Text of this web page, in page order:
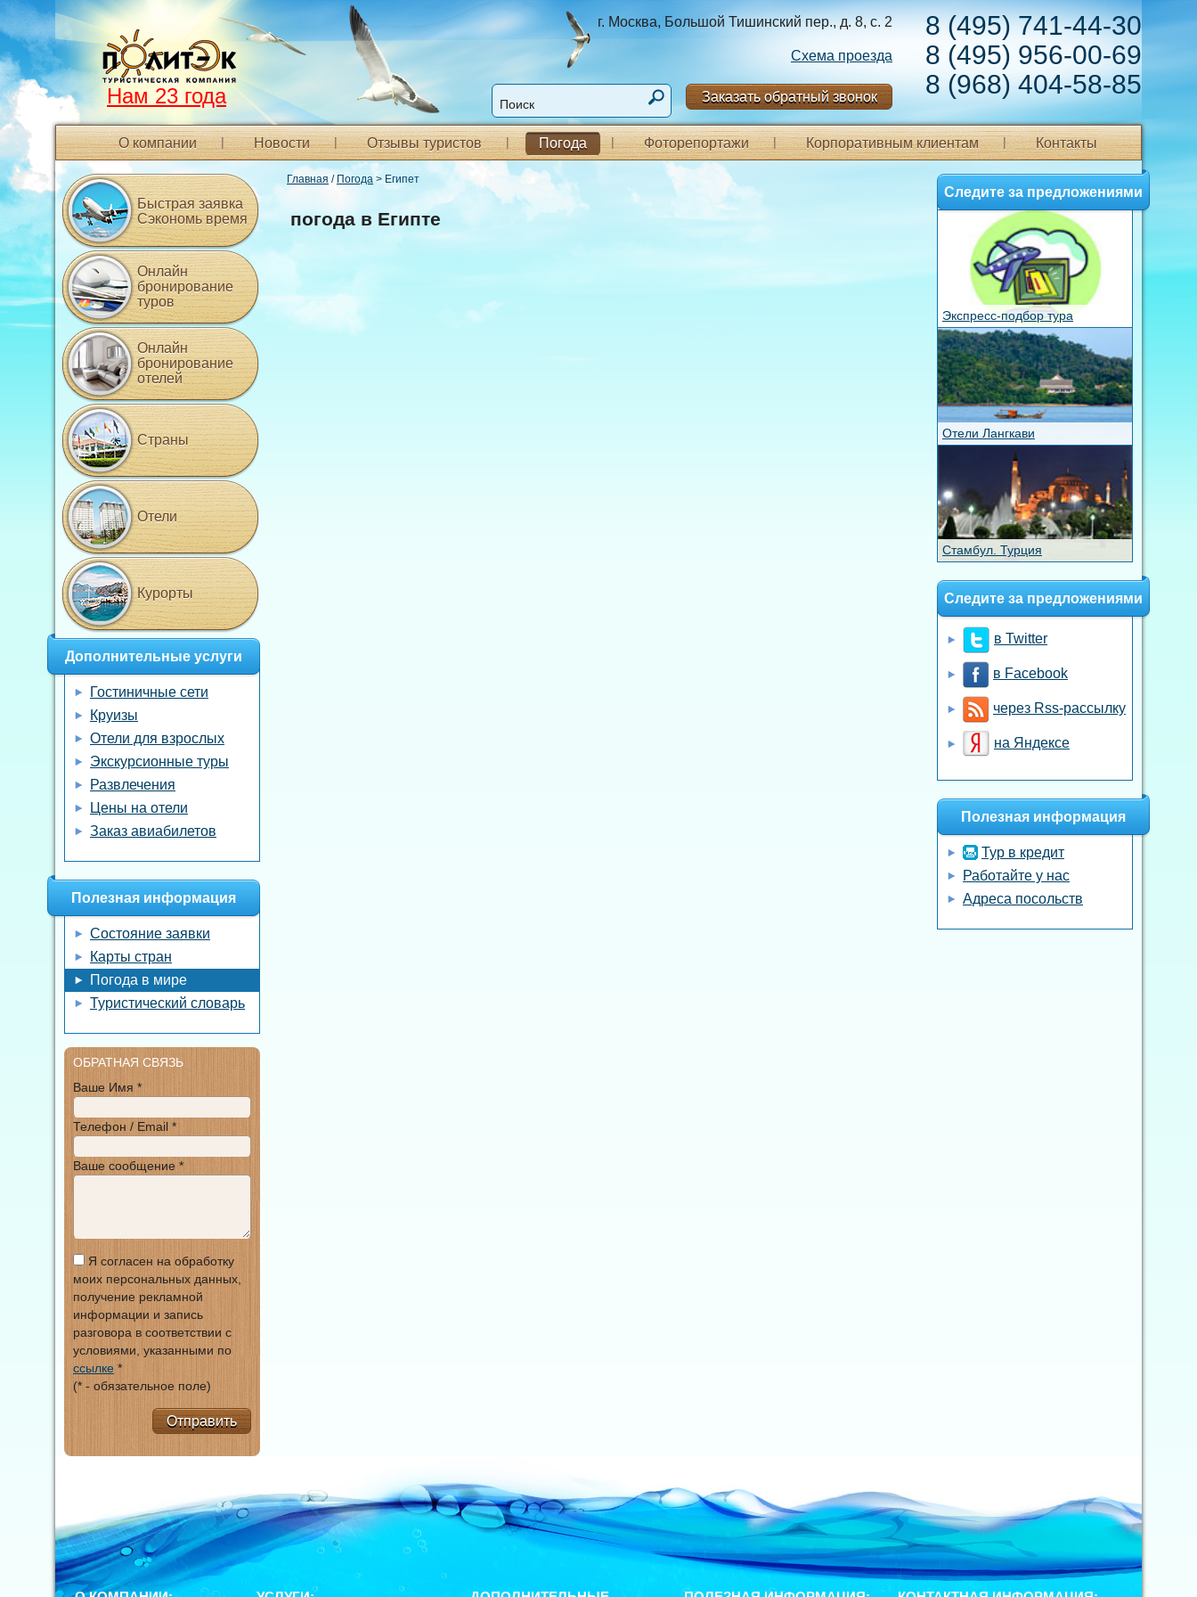
8 (495) 741-44-30
8 (495) 956-00-69
8 (968) 404-58-85
г. Москва, Большой Тишинский пер., д. 8, с. 2
Схема проезда
Заказать обратный звонок
Нам 23 года
О компании Новости Отзывы туристов Погода Фоторепортажи Корпоративным клиентам Контакты
Главная / Погода> Египет
погода в Египте
Быстрая заявка
Сэкономь время
Онлайн
бронирование
туров
Онлайн
бронирование
отелей
Страны
Отели
Курорты
Дополнительные услуги
Гостиничные сети
Круизы
Отели для взрослых
Экскурсионные туры
Развлечения
Цены на отели
Заказ авиабилетов
Полезная информация
Состояние заявки
Карты стран
Погода в мире
Туристический словарь
ОБРАТНАЯ СВЯЗЬ
Ваше Имя *
Телефон / Email *
Ваше сообщение *
Я согласен на обработку
моих персональных данных,
получение рекламной
информации и запись
разговора в соответствии с
условиями, указанными по
ссылке *
(* - обязательное поле)
Отправить
Следите за предложениями
Экспресс-подбор тура
Отели Лангкави
Стамбул. Турция
Следите за предложениями
в Twitter
в Facebook
через Rss-рассылку
на Яндексе
Полезная информация
Тур в кредит
Работайте у нас
Адреса посольств